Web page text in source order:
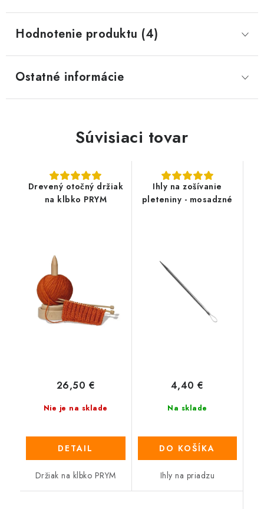
Hodnotenie produktu (4)
Ostatné informácie
Súvisiaci tovar
Drevený otočný držiak
na klbko PRYM
Nie je na sklade
26,50 €
DETAIL
Držiak na klbko PRYM
Ihly na zošívanie
pleteniny - mosadzné
Na sklade
4,40 €
DO KOŠÍKA
Ihly na priadzu